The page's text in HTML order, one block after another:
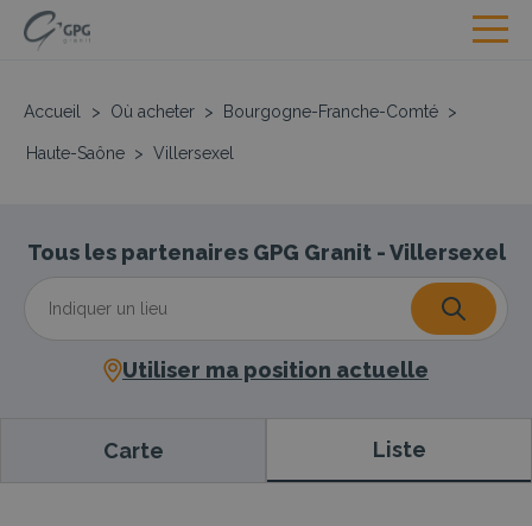
Accueil > Où acheter > Bourgogne-Franche-Comté >
Haute-Saône > Villersexel
Tous les partenaires GPG Granit - Villersexel
Utiliser ma position actuelle
Carte Liste